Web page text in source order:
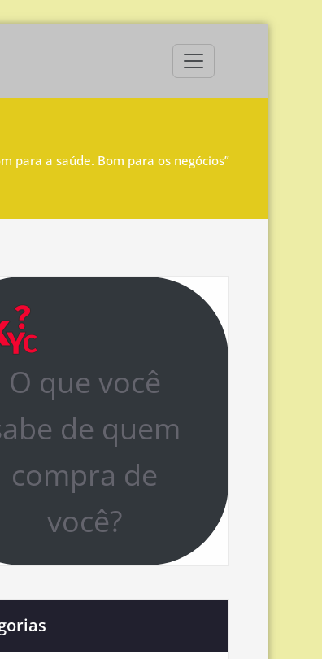
para a saúde. Bom para os negócios”
O que você
de quem
compra de
você?